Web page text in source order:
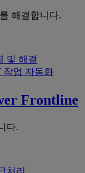
해결합니다.
및 해결
작업 자동화
Frontline
다.